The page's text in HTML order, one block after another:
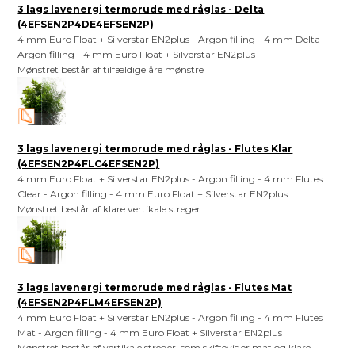
3 lags lavenergi termorude med råglas - Delta
(4EFSEN2P4DE4EFSEN2P)
4 mm Euro Float + Silverstar EN2plus - Argon filling - 4 mm Delta -
Argon filling - 4 mm Euro Float + Silverstar EN2plus
Mønstret består af tilfældige åre mønstre
3 lags lavenergi termorude med råglas - Flutes Klar
(4EFSEN2P4FLC4EFSEN2P)
4 mm Euro Float + Silverstar EN2plus - Argon filling - 4 mm Flutes
Clear - Argon filling - 4 mm Euro Float + Silverstar EN2plus
Mønstret består af klare vertikale streger
3 lags lavenergi termorude med råglas - Flutes Mat
(4EFSEN2P4FLM4EFSEN2P)
4 mm Euro Float + Silverstar EN2plus - Argon filling - 4 mm Flutes
Mat - Argon filling - 4 mm Euro Float + Silverstar EN2plus